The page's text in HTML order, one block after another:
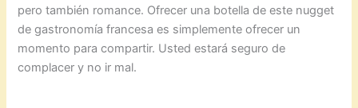
pero también romance. Ofrecer una botella de este nugget
de gastronomía francesa es simplemente ofrecer un
momento para compartir. Usted estará seguro de
complacer y no ir mal.